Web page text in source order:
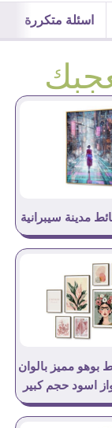
اسئلة متكررة
مدينة سيبرانية
بوهو مميز بالوان
اسود حجم كبير